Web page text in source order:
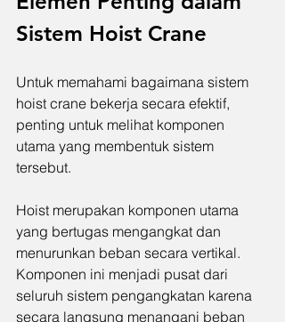
Sistem Hoist Crane
Untuk memahami bagaimana sistem
hoist crane bekerja secara efektif,
penting untuk melihat komponen
utama yang membentuk sistem
tersebut.
Hoist merupakan komponen utama
yang bertugas mengangkat dan
menurunkan beban secara vertikal.
Komponen ini menjadi pusat dari
seluruh sistem pengangkatan karena
secara langsung menangani beban